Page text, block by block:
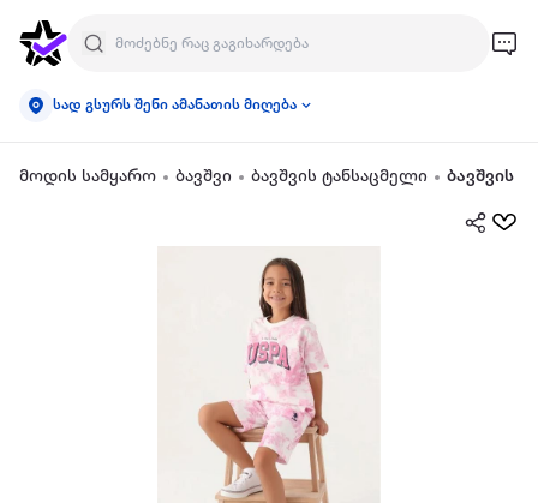
სად გსურს შენი ამანათის მიღება
მოდის სამყარო ბავშვი ბავშვის ტანსაცმელი ბავშვის